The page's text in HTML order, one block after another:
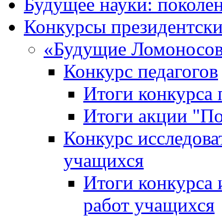
Конкурсы
«Будущие
Конкурс педагогов
Итоги конкурса
Итоги акции
Конкурс
учащихся
Итоги конкурса
работ учащихся